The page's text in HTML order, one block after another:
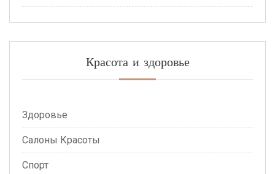
Красота и здоровье
Здоровье
Салоны Красоты
Спорт